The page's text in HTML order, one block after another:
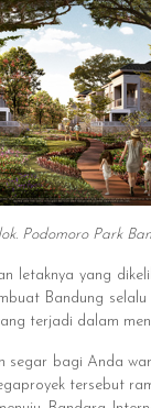
Podomoro Park
letaknya yang
Bandung
terjadi dalam
segar bagi Anda
tersebut